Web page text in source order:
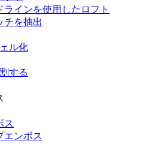
ラインを使用したロフト
チを抽出
ル化
する
ス
エンボス